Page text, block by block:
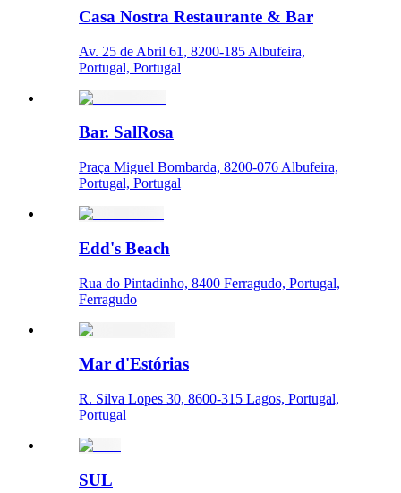
Casa Nostra Restaurante & Bar
Av. 25 de Abril 61, 8200-185 Albufeira,
Portugal, Portugal
Bar. SalRosa
Praça Miguel Bombarda, 8200-076 Albufeira,
Portugal, Portugal
Edd's Beach
Rua do Pintadinho, 8400 Ferragudo, Portugal,
Ferragudo
Mar d'Estórias
R. Silva Lopes 30, 8600-315 Lagos, Portugal,
Portugal
SUL